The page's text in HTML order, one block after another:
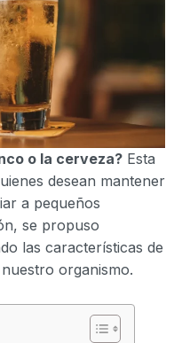
o la cerveza? Esta
desean mantener
a pequeños
se propuso
las características de
organismo.